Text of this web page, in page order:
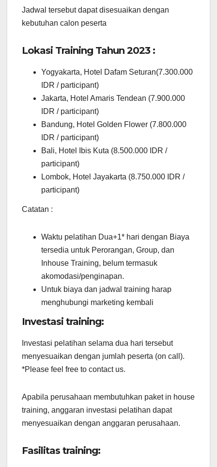
Jadwal tersebut dapat disesuaikan dengan
kebutuhan calon peserta
Lokasi Training Tahun 2023 :
Yogyakarta, Hotel Dafam Seturan(7.300.000
IDR / participant)
Jakarta, Hotel Amaris Tendean (7.900.000
IDR / participant)
Bandung, Hotel Golden Flower (7.800.000
IDR / participant)
Bali, Hotel Ibis Kuta (8.500.000 IDR /
participant)
Lombok, Hotel Jayakarta (8.750.000 IDR /
participant)
Catatan :
Waktu pelatihan Dua+1* hari dengan Biaya
tersedia untuk Perorangan, Group, dan
Inhouse Training, belum termasuk
akomodasi/penginapan.
Untuk biaya dan jadwal training harap
menghubungi marketing kembali
Investasi training:
Investasi pelatihan selama dua hari tersebut
menyesuaikan dengan jumlah peserta (on call).
*Please feel free to contact us.
Apabila perusahaan membutuhkan paket in house
training, anggaran investasi pelatihan dapat
menyesuaikan dengan anggaran perusahaan.
Fasilitas training: